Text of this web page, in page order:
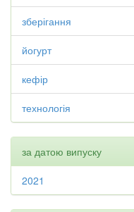
зберігання
йогурт
кефір
технологія
за датою випуску
2021